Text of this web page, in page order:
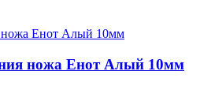
ножа Енот Алый 10мм